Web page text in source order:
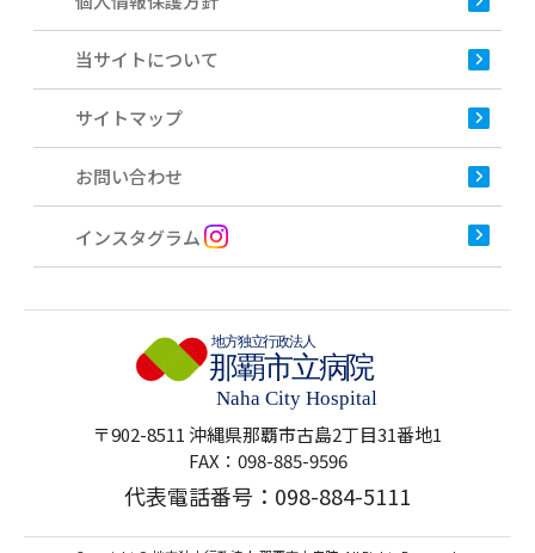
当サイトについて
サイトマップ
お問い合わせ
インスタグラム
〒902-8511 沖縄県那覇市古島2丁目31番地1
FAX：098-885-9596
代表電話番号： 098-884-5111